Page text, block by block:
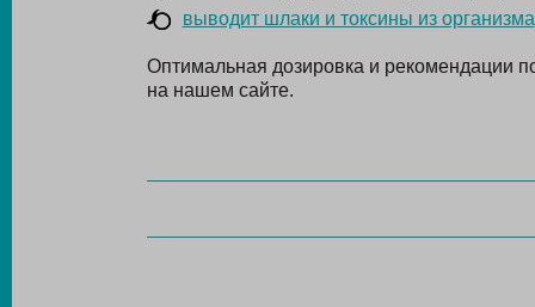
выводит шлаки и токсины из организма
Оптимальная дозировка и рекомендации
на нашем сайте.